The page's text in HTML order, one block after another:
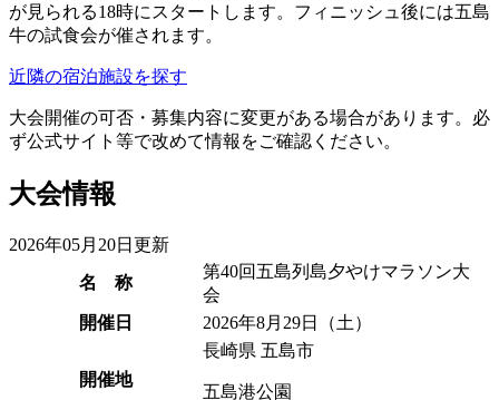
が見られる18時にスタートします。フィニッシュ後には五島
牛の試食会が催されます。
近隣の宿泊施設を探す
大会開催の可否・募集内容に変更がある場合があります。必
ず公式サイト等で改めて情報をご確認ください。
大会情報
2026年05月20日更新
名 称
第40回五島列島夕やけマラソン大
会
開催日
2026年8月29日 （土）
開催地
長崎県 五島市
五島港公園